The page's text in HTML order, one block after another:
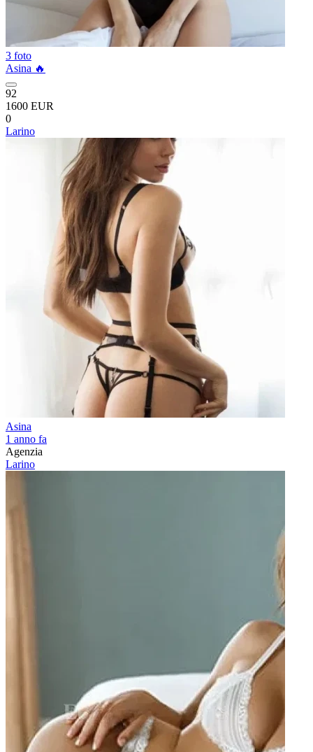
3 foto
Asina 🔥
92
1600 EUR
0
Larino
Asina
1 anno fa
Agenzia
Larino